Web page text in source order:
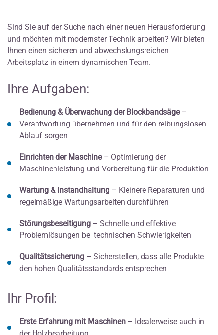
Sind Sie auf der Suche nach einer neuen Herausforderung
und möchten mit modernster Technik arbeiten? Wir bieten
Ihnen einen sicheren und abwechslungsreichen
Arbeitsplatz in einem dynamischen Team.
Ihre Aufgaben:
Bedienung & Überwachung der Blockbandsäge–
Verantwortung übernehmen und für den reibungslosen
Ablauf sorgen
Einrichten der Maschine– Optimierung der
Maschinenleistung und Vorbereitung für die Produktion
Wartung & Instandhaltung – Kleinere Reparaturen und
regelmäßige Wartungsarbeiten durchführen
Störungsbeseitigung – Schnelle und effektive
Problemlösungen bei technischen Schwierigkeiten
Qualitätssicherung – Sicherstellen, dass alle Produkte
den hohen Qualitätsstandards entsprechen
Ihr Profil:
Erste Erfahrung mit Maschinen – Idealerweise auch in